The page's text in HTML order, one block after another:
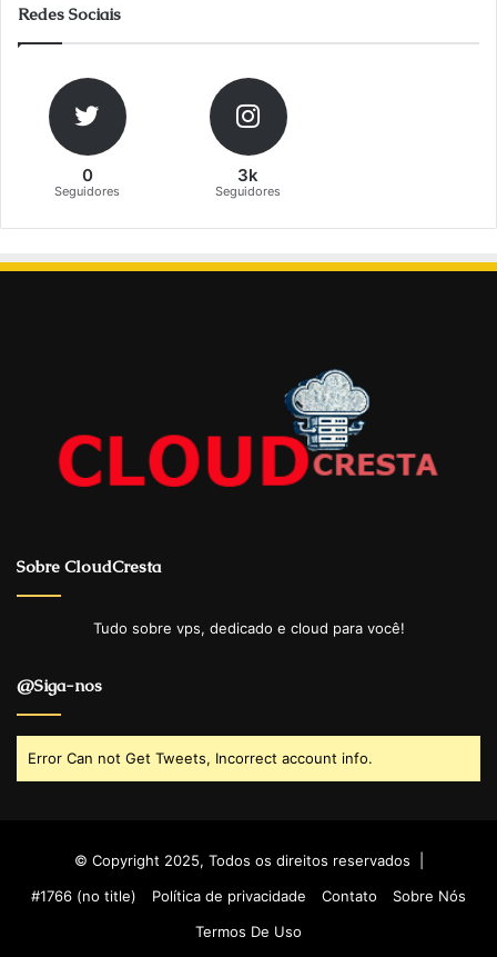
Redes Sociais
0
Seguidores
3k
Seguidores
Sobre CloudCresta
Tudo sobre vps, dedicado e cloud para você!
@Siga-nos
Error Can not Get Tweets, Incorrect account info.
© Copyright 2025, Todos os direitos reservados |
#1766 (no title)
Política de privacidade Contato
Sobre Nós
Termos De Uso